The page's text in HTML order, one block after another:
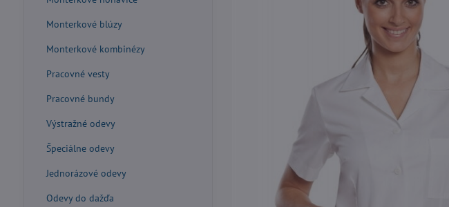
Monterkové blúzy
Monterkové kombinézy
Pracovné vesty
Pracovné bundy
Výstražné odevy
Špeciálne odevy
Jednorázové odevy
Odevy do dažďa